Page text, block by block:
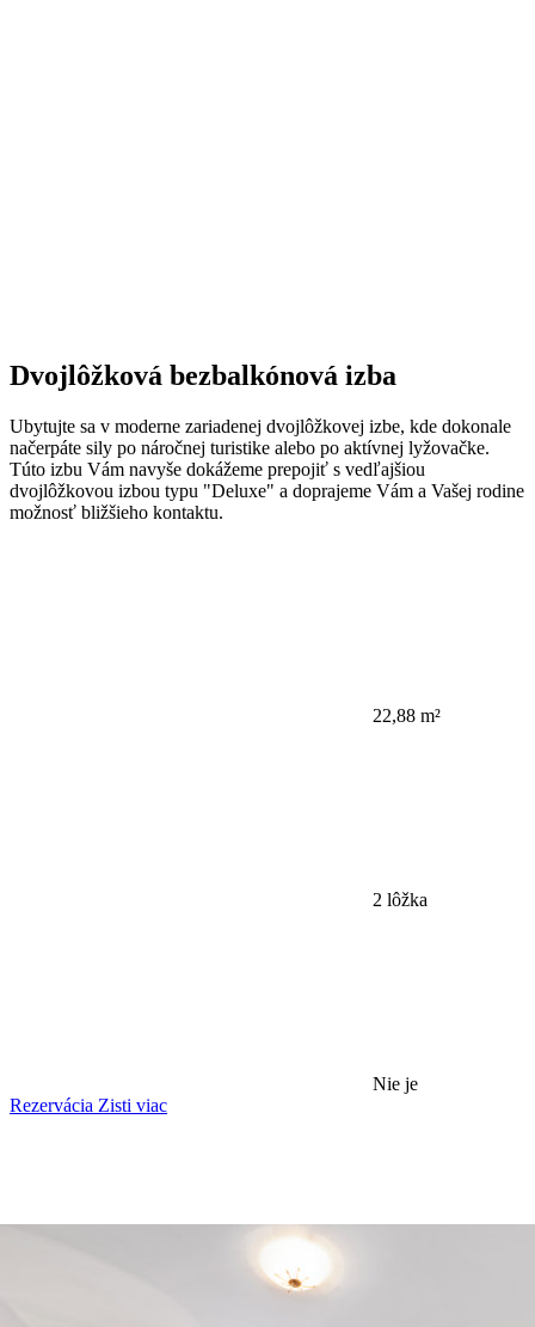
Dvojlôžková bezbalkónová izba
Ubytujte sa v moderne zariadenej dvojlôžkovej izbe, kde dokonale
načerpáte sily po náročnej turistike alebo po aktívnej lyžovačke.
Túto izbu Vám navyše dokážeme prepojiť s vedľajšiou
dvojlôžkovou izbou typu "Deluxe" a doprajeme Vám a Vašej rodine
možnosť bližšieho kontaktu.
22,88 m²
2 lôžka
Nie je
Rezervácia Zisti viac